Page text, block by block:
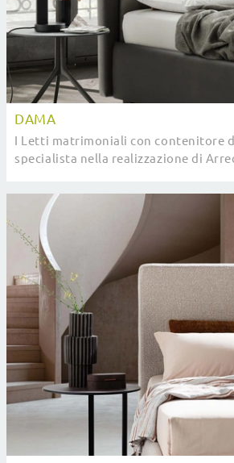
DAMA
I Letti matrimoniali con contenitore
specialista nella realizzazione di